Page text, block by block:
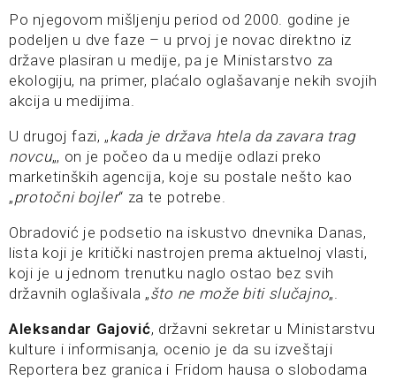
Po njegovom mišljenju period od 2000. godine je
podeljen u dve faze – u prvoj je novac direktno iz
države plasiran u medije, pa je Ministarstvo za
ekologiju, na primer, plaćalo oglašavanje nekih svojih
akcija u medijima.
U drugoj fazi, „kada je država htela da zavara trag
novcu„, on je počeo da u medije odlazi preko
marketinških agencija, koje su postale nešto kao
„protočni bojler“ za te potrebe.
Obradović je podsetio na iskustvo dnevnika Danas,
lista koji je kritički nastrojen prema aktuelnoj vlasti,
koji je u jednom trenutku naglo ostao bez svih
državnih oglašivala „što ne može biti slučajno„.
Aleksandar Gajović, državni sekretar u Ministarstvu
kulture i informisanja, ocenio je da su izveštaji
Reportera bez granica i Fridom hausa o slobodama